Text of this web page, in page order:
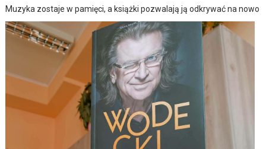
Muzyka zostaje w pamięci, a książki pozwalają ją odkrywać na nowo